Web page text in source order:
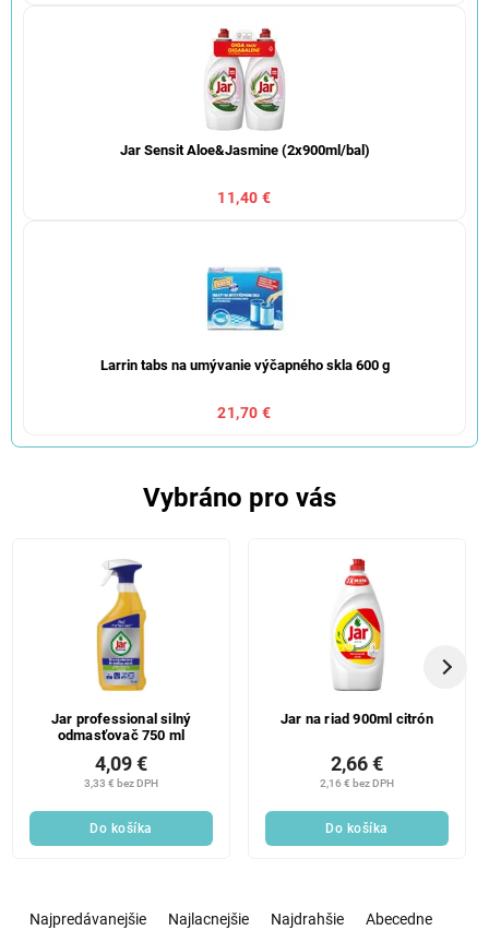
Jar Sensit Aloe&Jasmine (2x900ml/bal)
11,40 €
Larrin tabs na umývanie výčapného skla 600 g
21,70 €
Vybráno pro vás
Jar professional silný
odmasťovač 750 ml
3,33 € bez DPH
4,09 €
Do košíka
Jar na riad 900ml citrón
2,16 € bez DPH
2,66 €
Do košíka
Najpredávanejšie Najlacnejšie Najdrahšie Abecedne